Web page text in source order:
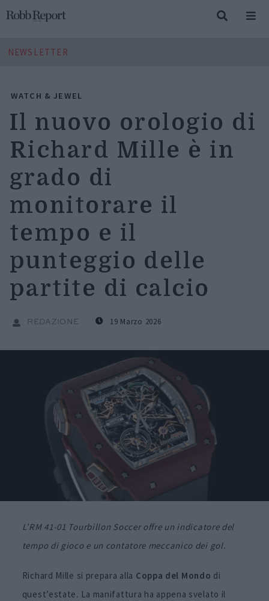
NEWSLETTER
WATCH & JEWEL
Il nuovo orologio di
Richard Mille è in
grado di
monitorare il
tempo e il
punteggio delle
partite di calcio
REDAZIONE 19 Marzo 2026
L’RM 41-01 Tourbillon Soccer offre un indicatore del
tempo di gioco e un contatore meccanico dei gol.
Richard Mille si prepara alla Coppa del Mondo di
quest’estate. La manifattura ha appena svelato il